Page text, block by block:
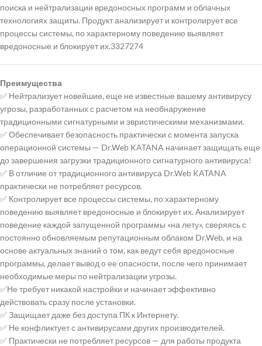
поиска и нейтрализации вредоносных программ и облачных
технологиях защиты. Продукт анализирует и контролирует все
процессы системы, по характерному поведению выявляет
вредоносные и блокирует их.3327274
Преимущества
✅ Нейтрализует новейшие, еще не известные вашему антивирусу
угрозы, разработанных с расчетом на необнаружение
традиционными сигнатурными и эвристическими механизмами.
✅ Обеспечивает безопасность практически с момента запуска
операционной системы — Dr.Web KATANA начинает защищать еще
до завершения загрузки традиционного сигнатурного антивируса!
✅ В отличие от традиционного антивируса Dr.Web KATANA
практически не потребляет ресурсов.
✅ Контролирует все процессы системы, по характерному
поведению выявляет вредоносные и блокирует их. Анализирует
поведение каждой запущенной программы «на лету», сверяясь с
постоянно обновляемым репутационным облаком Dr.Web, и на
основе актуальных знаний о том, как ведут себя вредоносные
программы, делает вывод о ее опасности, после чего принимает
необходимые меры по нейтрализации угрозы.
✅Не требует никакой настройки и начинает эффективно
действовать сразу после установки.
✅ Защищает даже без доступа ПК к Интернету.
✅ Не конфликтует с антивирусами других производителей.
✅ Практически не потребляет ресурсов — для работы продукта